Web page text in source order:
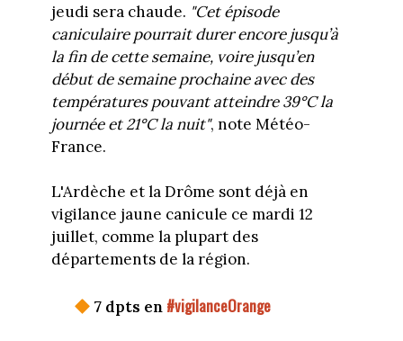
jeudi sera chaude. "Cet épisode
caniculaire pourrait durer encore jusqu’à
la fin de cette semaine, voire jusqu’en
début de semaine prochaine avec des
températures pouvant atteindre 39°C la
journée et 21°C la nuit", note Météo-
France.
L'Ardèche et la Drôme sont déjà en
vigilance jaune canicule ce mardi 12
juillet, comme la plupart des
départements de la région.
7 dpts en #vigilanceOrange